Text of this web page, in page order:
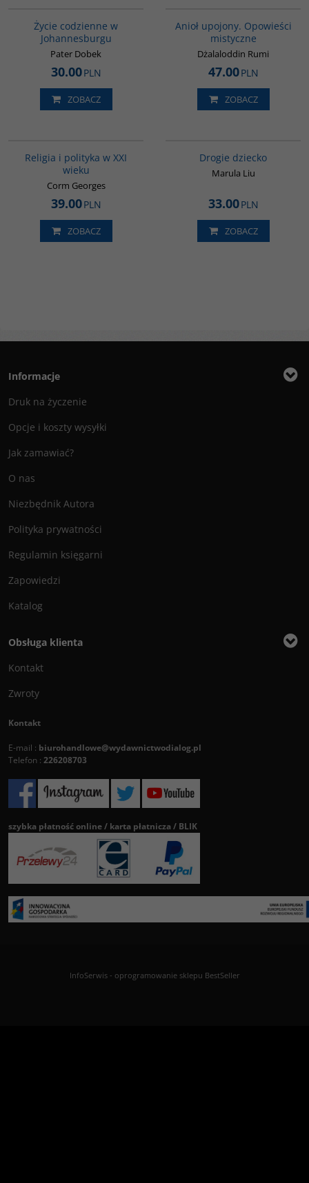
Życie codzienne w
Johannesburgu
Pater Dobek
30.00PLN
ZOBACZ
Anioł upojony. Opowieści
mistyczne
Dżalaloddin Rumi
47.00PLN
ZOBACZ
Religia i polityka w XXI
wieku
Corm Georges
39.00PLN
ZOBACZ
Drogie dziecko
Marula Liu
33.00PLN
ZOBACZ
Informacje
Druk na życzenie
Opcje i koszty wysyłki
Jak zamawiać?
O nas
Niezbędnik Autora
Polityka prywatności
Regulamin księgarni
Zapowiedzi
Katalog
Obsługa klienta
Kontakt
Zwroty
Kontakt
E-mail : biurohandlowe@wydawnictwodialog.pl
Telefon : 226208703
szybka płatność online / karta płatnicza / BLIK
InfoSerwis- oprogramowanie sklepu BestSeller